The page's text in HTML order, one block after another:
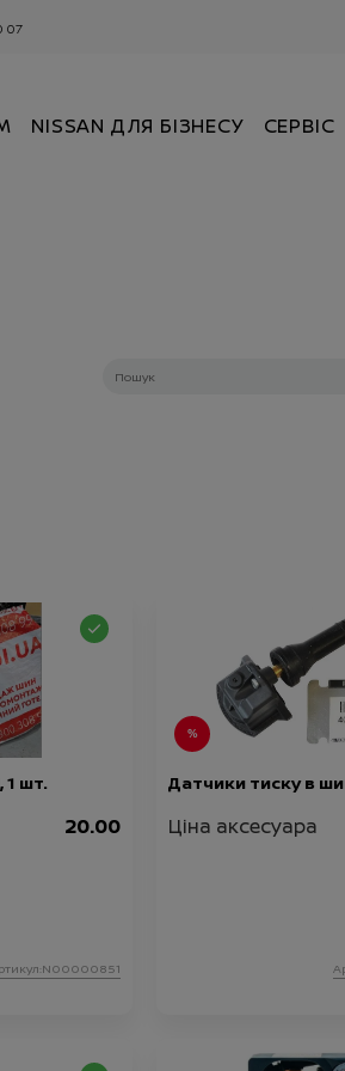
07
NISSAN ДЛЯ БІЗНЕСУ СЕРВІС
1 шт.
20.00
Датчики тиску в
Ціна аксесуара